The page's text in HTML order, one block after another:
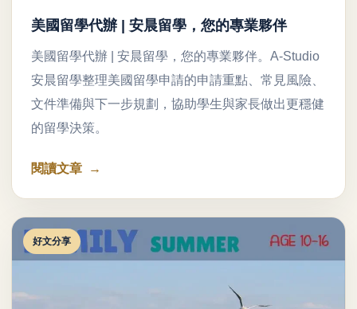
美國留學代辦 | 安晨留學，您的專業夥伴
美國留學代辦 | 安晨留學，您的專業夥伴。A-Studio
安晨留學整理美國留學申請的申請重點、常見風險、
文件準備與下一步規劃，協助學生與家長做出更穩健
的留學決策。
閱讀文章
好文分享